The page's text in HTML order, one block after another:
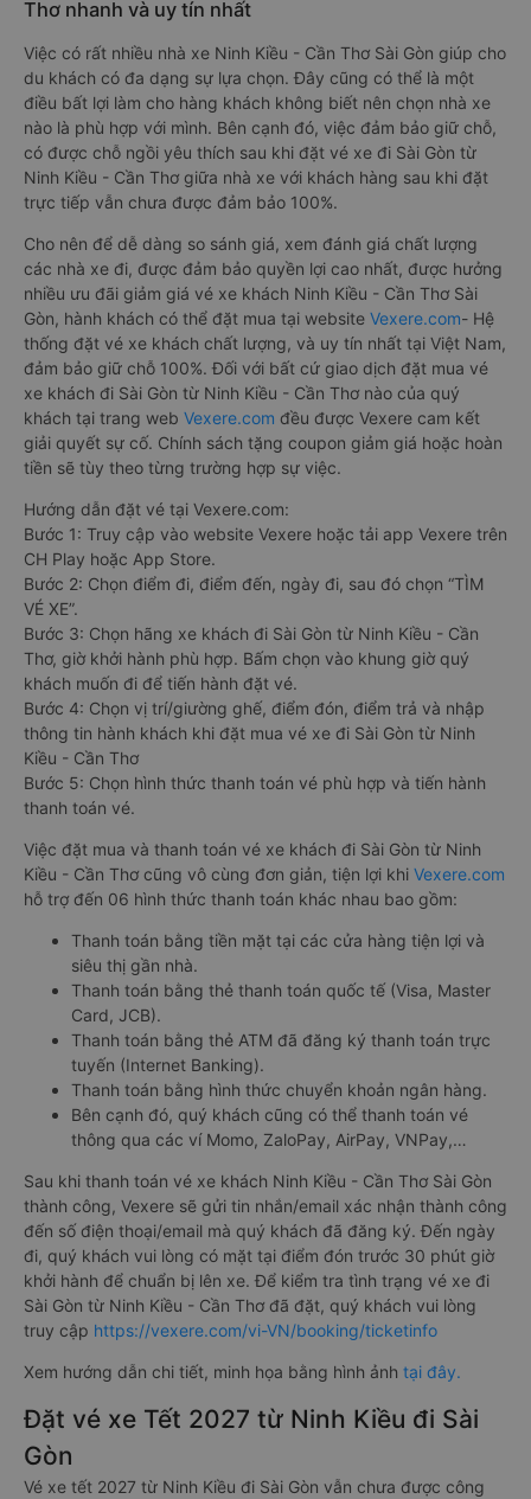
Thơ nhanh và uy tín nhất
Việc có rất nhiều nhà xe Ninh Kiều - Cần Thơ Sài Gòn giúp cho
du khách có đa dạng sự lựa chọn. Đây cũng có thể là một
điều bất lợi làm cho hàng khách không biết nên chọn nhà xe
nào là phù hợp với mình. Bên cạnh đó, việc đảm bảo giữ chỗ,
có được chỗ ngồi yêu thích sau khi đặt vé xe đi Sài Gòn từ
Ninh Kiều - Cần Thơ giữa nhà xe với khách hàng sau khi đặt
trực tiếp vẫn chưa được đảm bảo 100%.
Cho nên để dễ dàng so sánh giá, xem đánh giá chất lượng
các nhà xe đi, được đảm bảo quyền lợi cao nhất, được hưởng
nhiều ưu đãi giảm giá vé xe khách Ninh Kiều - Cần Thơ Sài
Gòn, hành khách có thể đặt mua tại website Vexere.com- Hệ
thống đặt vé xe khách chất lượng, và uy tín nhất tại Việt Nam,
đảm bảo giữ chỗ 100%. Đối với bất cứ giao dịch đặt mua vé
xe khách đi Sài Gòn từ Ninh Kiều - Cần Thơ nào của quý
khách tại trang web Vexere.com đều được Vexere cam kết
giải quyết sự cố. Chính sách tặng coupon giảm giá hoặc hoàn
tiền sẽ tùy theo từng trường hợp sự việc.
Hướng dẫn đặt vé tại Vexere.com:
Bước 1: Truy cập vào website Vexere hoặc tải app Vexere trên
CH Play hoặc App Store.
Bước 2: Chọn điểm đi, điểm đến, ngày đi, sau đó chọn “TÌM
VÉ XE”.
Bước 3: Chọn hãng xe khách đi Sài Gòn từ Ninh Kiều - Cần
Thơ, giờ khởi hành phù hợp. Bấm chọn vào khung giờ quý
khách muốn đi để tiến hành đặt vé.
Bước 4: Chọn vị trí/giường ghế, điểm đón, điểm trả và nhập
thông tin hành khách khi đặt mua vé xe đi Sài Gòn từ Ninh
Kiều - Cần Thơ
Bước 5: Chọn hình thức thanh toán vé phù hợp và tiến hành
thanh toán vé.
Việc đặt mua và thanh toán vé xe khách đi Sài Gòn từ Ninh
Kiều - Cần Thơ cũng vô cùng đơn giản, tiện lợi khi Vexere.com
hỗ trợ đến 06 hình thức thanh toán khác nhau bao gồm:
Thanh toán bằng tiền mặt tại các cửa hàng tiện lợi và
siêu thị gần nhà.
Thanh toán bằng thẻ thanh toán quốc tế (Visa, Master
Card, JCB).
Thanh toán bằng thẻ ATM đã đăng ký thanh toán trực
tuyến (Internet Banking).
Thanh toán bằng hình thức chuyển khoản ngân hàng.
Bên cạnh đó, quý khách cũng có thể thanh toán vé
thông qua các ví Momo, ZaloPay, AirPay, VNPay,…
Sau khi thanh toán vé xe khách Ninh Kiều - Cần Thơ Sài Gòn
thành công, Vexere sẽ gửi tin nhắn/email xác nhận thành công
đến số điện thoại/email mà quý khách đã đăng ký. Đến ngày
đi, quý khách vui lòng có mặt tại điểm đón trước 30 phút giờ
khởi hành để chuẩn bị lên xe. Để kiểm tra tình trạng vé xe đi
Sài Gòn từ Ninh Kiều - Cần Thơ đã đặt, quý khách vui lòng
truy cập https://vexere.com/vi-VN/booking/ticketinfo
Xem hướng dẫn chi tiết, minh họa bằng hình ảnh tại đây.
Đặt vé xe Tết 2027 từ Ninh Kiều đi Sài
Gòn
Vé xe tết 2027 từ Ninh Kiều đi Sài Gòn vẫn chưa được công